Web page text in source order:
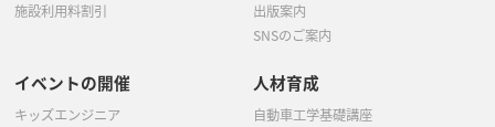
施設利用料割引
出版案内
SNSのご案内
イベントの開催
キッズエンジニア
人材育成
自動車工学基礎講座